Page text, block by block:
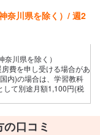
奈川県を除く）/ 週2
川県を除く）
費を申し受ける場合があ
内)の場合は、学習教科
して別途月額1,100円(税
口コミ